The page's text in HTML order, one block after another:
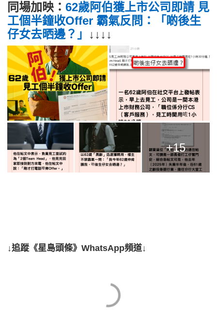
同場加映： 62歲阿伯獲上市公司即請 見
工個半鐘收Offer 霸氣反問：「啲後生
仔女去晒邊？」
↓↓↓↓
+15
↓追蹤《星島頭條》WhatsApp頻道↓